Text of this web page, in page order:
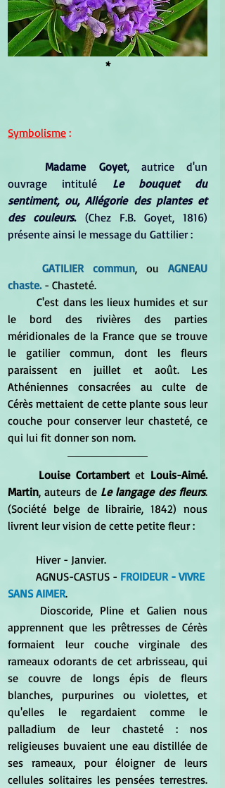
*
Symbolisme :
Madame Goyet, autrice d'un
ouvrage intitulé Le bouquet du
sentiment, ou, Allégorie des plantes et
des couleurs. (Chez F.B. Goyet, 1816)
présente ainsi le message du Gattilier :
GATILIER commun, ou AGNEAU
chaste. - Chasteté.
	C'est dans les lieux humides et sur
le bord des rivières des parties
méridionales de la France que se trouve
le gatilier commun, dont les fleurs
paraissent en juillet et août. Les
Athéniennes consacrées au culte de
Cérès mettaient de cette plante sous leur
couche pour conserver leur chasteté, ce
qui lui fit donner son nom.
Louise Cortambert et Louis-Aimé.
Martin, auteurs de Le langage des fleurs.
(Société belge de librairie, 1842) nous
livrent leur vision de cette petite fleur :
	Hiver - Janvier.
	AGNUS-CASTUS -
FROIDEUR - VIVRE
SANS AIMER.
apprennent que les prêtresses de Cérès
formaient leur couche virginale des
rameaux odorants de cet arbrisseau, qui
se couvre de longs épis de fleurs
blanches, purpurines ou violettes, et
qu'elles le regardaient comme le
palladium de leur chasteté : nos
religieuses buvaient une eau distillée de
ses rameaux, pour éloigner de leurs
cellules solitaires les pensées terrestres.